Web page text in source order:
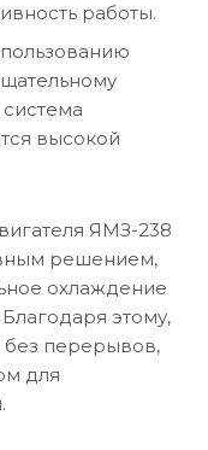
работы.
высокой
ЯМЗ-238
решением,
охлаждение
этому,
без перерывов,
для